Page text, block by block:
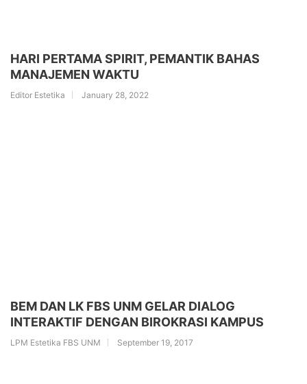
HARI PERTAMA SPIRIT, PEMANTIK BAHAS
MANAJEMEN WAKTU
Editor Estetika January 28, 2022
BEM DAN LK FBS UNM GELAR DIALOG
INTERAKTIF DENGAN BIROKRASI KAMPUS
LPM Estetika FBS UNM September 19, 2017